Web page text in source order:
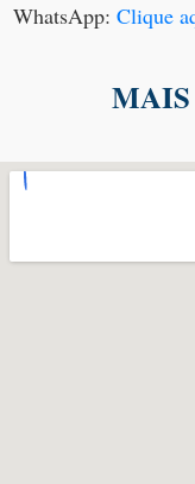
WhatsApp: Clique